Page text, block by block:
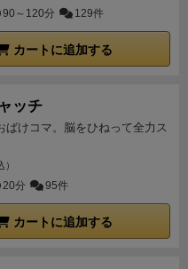
90～120分 129件
カートに追加する
ッチ
ばけコマ。脳をひねって全力ス
）
20分 95件
カートに追加する